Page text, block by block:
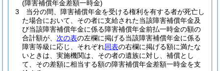
(障害補償年金差額一時金)
3
当分の間、障害補償年金を受ける権利を有する者が死亡し
た場合において、その者に支給された当該障害補償年金及
び当該障害補償年金に係る障害補償年金前払一時金の額の
合計額が、 次の表の左欄に掲げる当該障害補償年金に係る
障害等級に応じ、それぞれ同表の右欄に掲げる額に満たな
いときは、実施機関は、その者の遺族に対し、補償とし
て、その差額に相当する額の障害補償年金差額一時金を支